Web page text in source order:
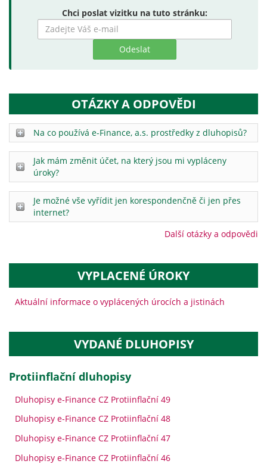
Chci poslat vizitku na tuto stránku:
Zadejte
hledaný
OTÁZKY A ODPOVĚDI
Na co používá e-Finance, a.s. prostředky z dluhopisů?
Jak mám změnit účet, na který jsou mi vypláceny
úroky?
Je možné vše vyřídit jen korespondenčně či jen přes
internet?
Další otázky a odpovědi
VYPLACENÉ ÚROKY
Aktuální informace o vyplácených úrocích a jistinách
VYDANÉ DLUHOPISY
protiinflační dluhopisy
Dluhopisy e-Finance CZ Protiinflační 49
Dluhopisy e-Finance CZ Protiinflační 48
Dluhopisy e-Finance CZ Protiinflační 47
Dluhopisy e-Finance CZ Protiinflační 46